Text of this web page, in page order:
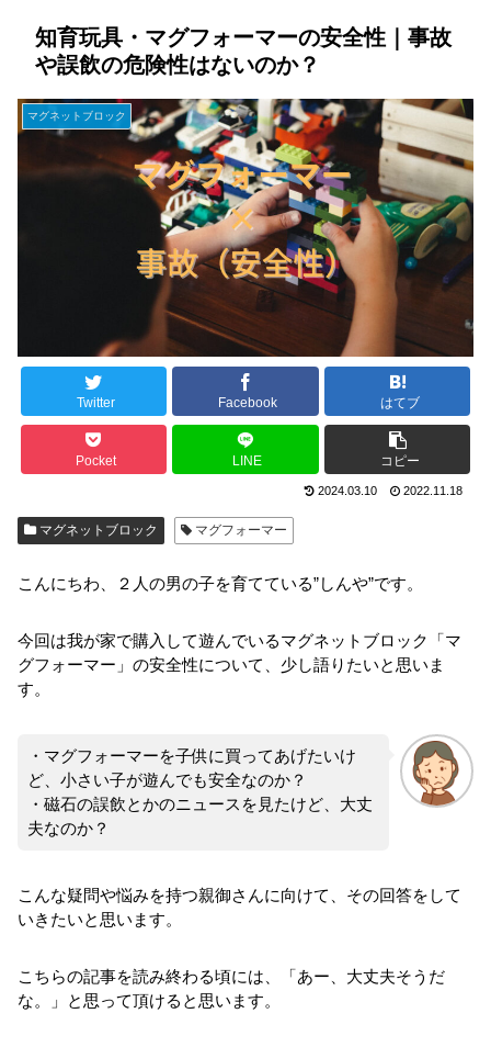
知育玩具・マグフォーマーの安全性｜事故
や誤飲の危険性はないのか？
マグネットブロック
Twitter Facebook はてブ
Pocket LINE コピー
2024.03.10 2022.11.18
マグネットブロック マグフォーマー
こんにちわ、２人の男の子を育てている”しんや”です。
今回は我が家で購入して遊んでいるマグネットブロック「マ
グフォーマー」の安全性について、少し語りたいと思いま
す。
・マグフォーマーを子供に買ってあげたいけ
ど、小さい子が遊んでも安全なのか？
・磁石の誤飲とかのニュースを見たけど、大丈
夫なのか？
こんな疑問や悩みを持つ親御さんに向けて、その回答をして
いきたいと思います。
こちらの記事を読み終わる頃には、「あー、大丈夫そうだ
な。」と思って頂けると思います。